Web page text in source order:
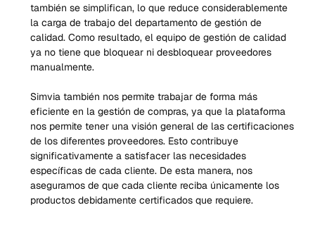
también se simplifican, lo que reduce considerablemente
la carga de trabajo del departamento de gestión de
calidad. Como resultado, el equipo de gestión de calidad
ya no tiene que bloquear ni desbloquear proveedores
manualmente.
Simvia también nos permite trabajar de forma más
eficiente en la gestión de compras, ya que la plataforma
nos permite tener una visión general de las certificaciones
de los diferentes proveedores. Esto contribuye
significativamente a satisfacer las necesidades
específicas de cada cliente. De esta manera, nos
aseguramos de que cada cliente reciba únicamente los
productos debidamente certificados que requiere.